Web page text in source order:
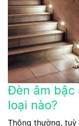
Đèn âm bậc
loại nào?
Thông thường,